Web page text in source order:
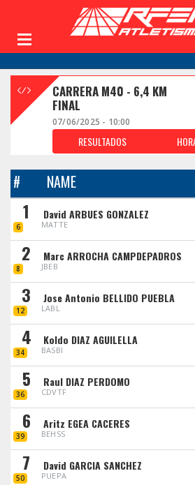
CARRERA M40 - 6,4 KM
FINAL
07/06/2025 - 10:00
RESULTADOS
# NAME
1
6
David ARBUES GONZALEZ
MATTE
2
8
Marc ARROCHA CAMPDEPADROS
JBEB
3
12
Jose Antonio BELLIDO PUEBLA
LABL
4
34
Koldo DIAZ AGUILELLA
BASBI
5
36
Raul DIAZ PERDOMO
CDVTF
6
39
Aritz EGEA CACERES
BEHSS
7
50
David GARCIA SANCHEZ
PUEPA